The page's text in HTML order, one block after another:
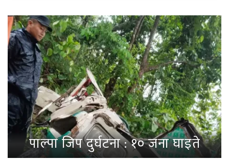
पाल्पा जिप दुर्घटना : १० जना घाइते